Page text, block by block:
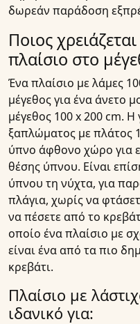
δωρεάν παράδοση
Ποιος
πλαίσιο στο
Ένα πλαίσιο με λάμες
μέγεθος για ένα άνετο
μέγεθος 100 x 200 cm.
ξαπλώματος με πλάτος
ύπνο άφθονο χώρο για
θέσης ύπνου. Είναι
ύπνου τη νύχτα, για
πλάγια, χωρίς να
να πέσετε από το
οποίο ένα πλαίσιο με
είναι ένα από τα πιο
κρεβάτι.
Πλαίσιο με
ιδανικό για: